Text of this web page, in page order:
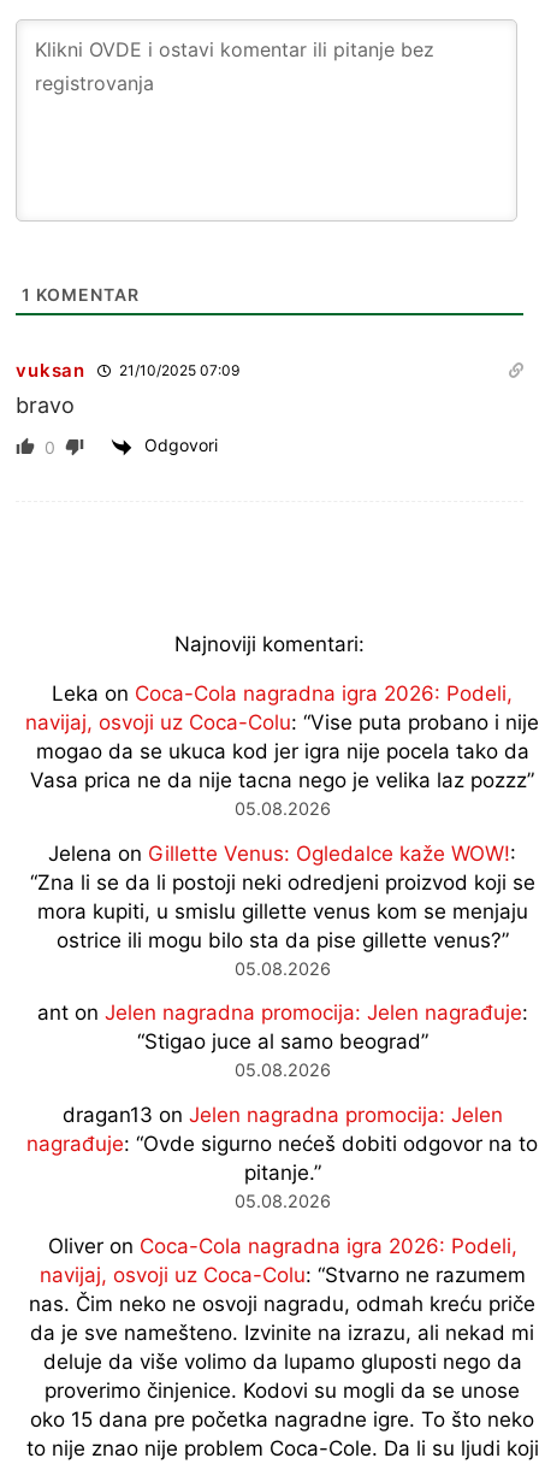
1 KOMENTAR
vuksan 21/10/2025 07:09
bravo
0 Odgovori
Najnoviji komentari:
Leka on Coca-Cola nagradna igra 2026: Podeli,
navijaj, osvoji uz Coca-Colu: “Vise puta probano i nije
mogao da se ukuca kod jer igra nije pocela tako da
Vasa prica ne da nije tacna nego je velika laz pozzz”
05.08.2026
Jelena on Gillette Venus: Ogledalce kaže WOW!:
“Zna li se da li postoji neki odredjeni proizvod koji se
mora kupiti, u smislu gillette venus kom se menjaju
ostrice ili mogu bilo sta da pise gillette venus?”
05.08.2026
anton Jelen nagradna promocija: Jelen nagrađuje:
“Stigao juce al samo beograd”
05.08.2026
dragan13 on Jelen nagradna promocija: Jelen
nagrađuje: “Ovde sigurno nećeš dobiti odgovor na to
pitanje.”
05.08.2026
Oliveron Coca-Cola nagradna igra 2026: Podeli,
navijaj, osvoji uz Coca-Colu: “Stvarno ne razumem
nas. Čim neko ne osvoji nagradu, odmah kreću priče
da je sve namešteno. Izvinite na izrazu, ali nekad mi
deluje da više volimo da lupamo gluposti nego da
proverimo činjenice. Kodovi su mogli da se unose
oko 15 dana pre početka nagradne igre. To što neko
to nije znao nije problem Coca-Cole. Da li su ljudi koji